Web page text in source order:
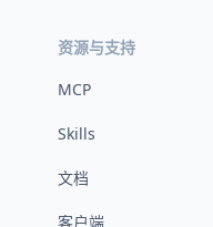
资源与支持
MCP
Skills
文档
客户端